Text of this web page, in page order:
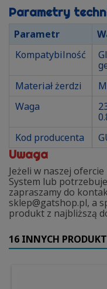
Parametry
Parametr
Kompatybilność
Materiał żerdzi
Waga
Kod producenta
Uwaga
Jeżeli w naszej
System lub
zapraszamy do
sklep@gatshop.pl, a
produkt z najbliższą
16 INNYCH